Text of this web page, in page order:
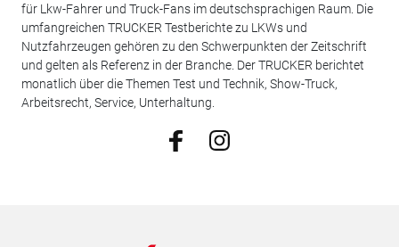
für Lkw-Fahrer und Truck-Fans im deutschsprachigen Raum. Die
umfangreichen TRUCKER Testberichte zu LKWs und
Nutzfahrzeugen gehören zu den Schwerpunkten der Zeitschrift
und gelten als Referenz in der Branche. Der TRUCKER berichtet
monatlich über die Themen Test und Technik, Show-Truck,
Arbeitsrecht, Service, Unterhaltung.